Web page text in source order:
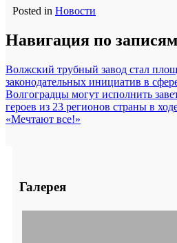
Posted in Новости
Навигация по записям
Волжский трубный завод стал
законодательных инициатив в
Волгоградцы могут исполнить
героев из 23 регионов страны в
«Мечтают все!»
Галерея